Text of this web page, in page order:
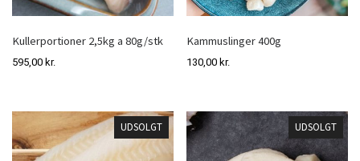
Kullerportioner 2,5kg a 80g/stk
595,00 kr.
Kammuslinger 400g
130,00 kr.
UDSOLGT UDSOLGT